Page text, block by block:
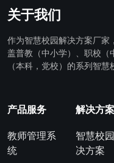
关于我们
作为智慧校园解决方案厂家
盖普教（中小学）、职校（
（本科，党校）的系列智慧
产品服务
教师管理系
统
解决方案
智慧校
决方案